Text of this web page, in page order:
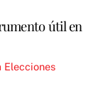
útil en
Elecciones